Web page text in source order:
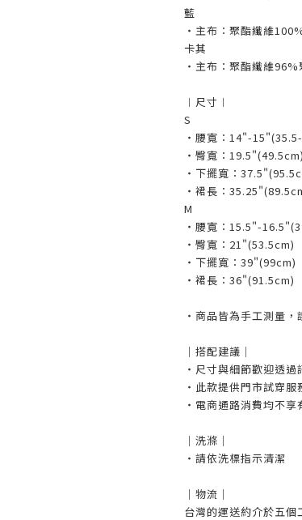
藍
・主布：聚酯纖維
卡其
・主布：聚酯纖維
︱尺寸︱
S
・腰寬：14"-
・臀寬：19.5"(49.5cm)
・下擺寬：
・裙長：
M
・腰寬：15.5"-
・臀寬：21"(53.5cm)
・下擺寬：39"(99cm)
・裙長：36"(91.5cm)
・商品皆為手工測量
｜搭配建議｜
・尺寸與細節歡迎透過
・此款提供門市試穿
・電商通路消費均不
｜洗滌｜
・請依洗標指示清潔
｜物流｜
台灣的運送約介於五